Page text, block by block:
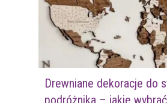
Drewniane dekoracje do
podróżnika – jakie